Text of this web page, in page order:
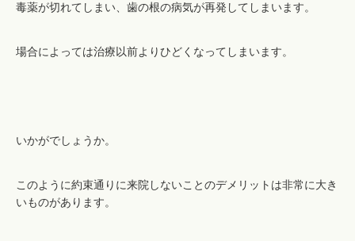
毒薬が切れてしまい、歯の根の病気が再発してしまいます。
場合によっては治療以前よりひどくなってしまいます。
いかがでしょうか。
このように約束通りに来院しないことのデメリットは非常に大き
いものがあります。